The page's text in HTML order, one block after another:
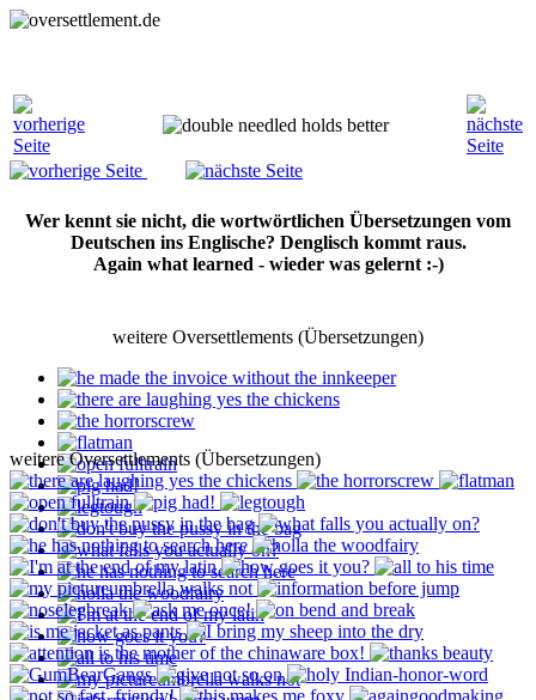
Wer kennt sie nicht, die wortwörtlichen Übersetzungen vom
Deutschen ins Englische? Denglisch kommt raus.
Again what learned - wieder was gelernt :-)
weitere Oversettlements (Übersetzungen)
weitere Oversettlements (Übersetzungen)